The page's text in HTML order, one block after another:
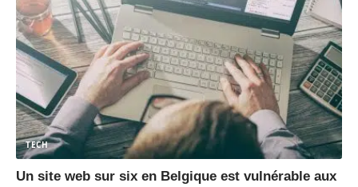
TECH
Un site web sur six en Belgique est vulnérable aux